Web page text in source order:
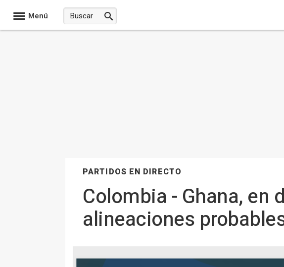
Menú
PARTIDOS EN DIRECTO
Colombia - Ghana, en
alineaciones